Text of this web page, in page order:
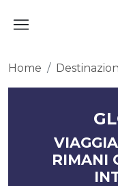
Home
RIMANI